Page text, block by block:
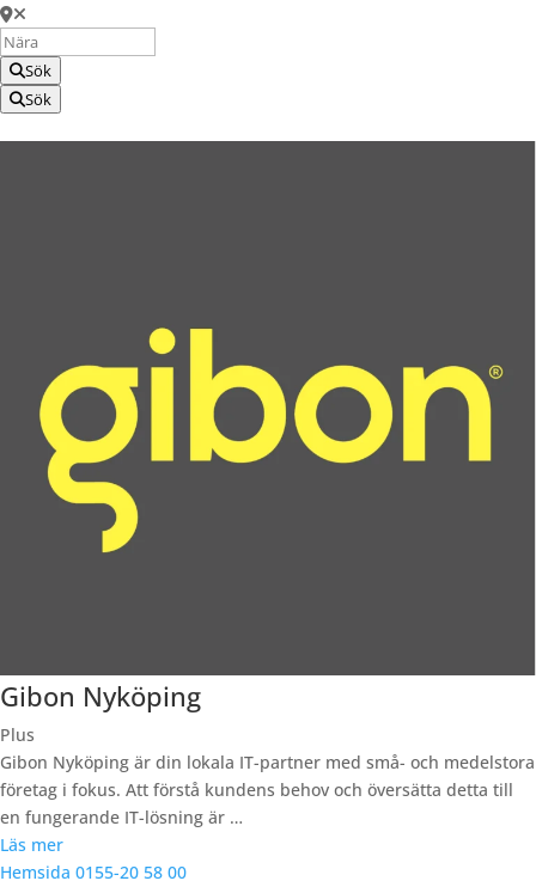
Sök
Sök
Gibon Nyköping
Plus
Gibon Nyköping är din lokala IT-partner med små- och medelstora
företag i fokus. Att förstå kundens behov och översätta detta till
en fungerande IT-lösning är …
Läs mer
Hemsida 0155-20 58 00